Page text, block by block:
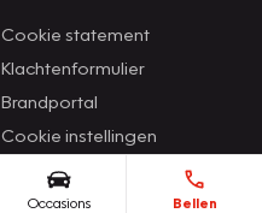
Occasions Bellen
Cookie statement
Klachtenformulier
Brandportal
Cookie instellingen